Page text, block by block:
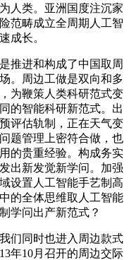
人类。亚洲国度注沉家
范畴成立全周期人工智
成长。
进和构成了中国取周
。周边工做是双向和多
为鞭策人类科研范式变
的智能科研新范式。出
评估轨制，正在天气变
题管理上密符合做，也
的贵重经验。构成务实
出新发觉新学问。加强
设置人工智能手艺制高
的全体思维取人工智能
学问出产新范式？
同时也进入周边款式
年10月召开的周边交际